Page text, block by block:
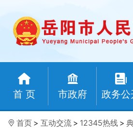
首 页 市政府 政务公
首页 > 互动交流 > 12345热线 >